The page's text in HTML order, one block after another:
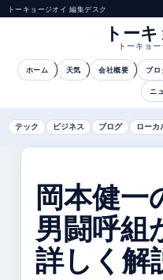
トーキョージオイ 編集デスク
トー
トーキョ
ホーム 天気 会社概要 ブロ
ニ
テック ビジネス ブログ ローカ
岡本健一
男闘呼組
詳しく解